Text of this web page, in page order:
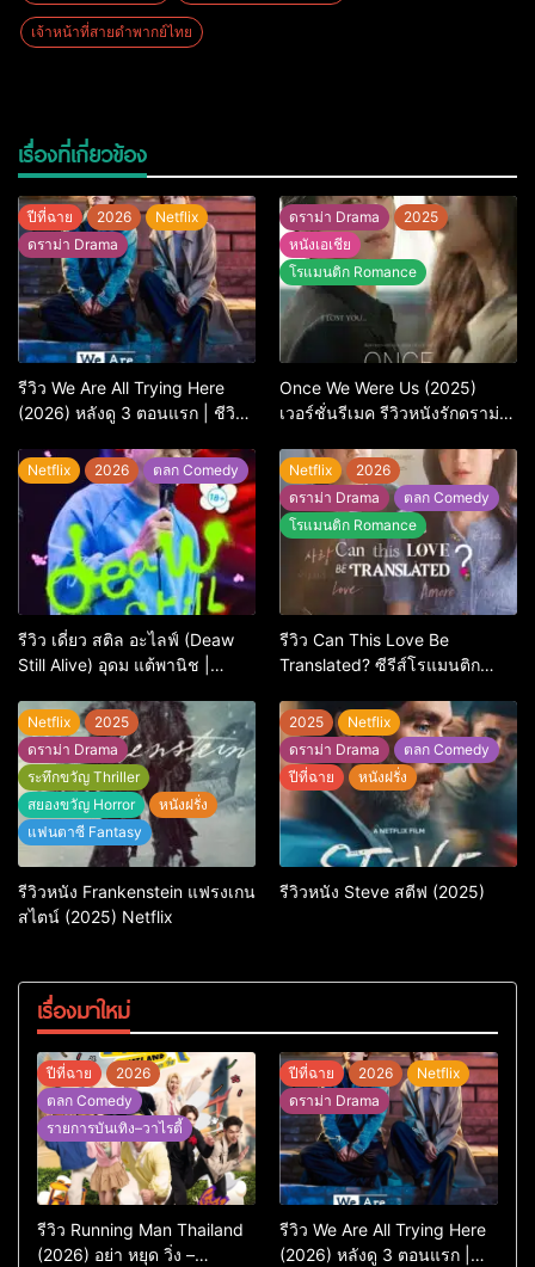
เจ้าหน้าที่สายดําพากย์ไทย
เรื่องที่เกี่ยวข้อง
ปีที่ฉาย 2026
Netflix
ดราม่า Drama
รีวิว We Are All Trying Here
(2026) หลังดู 3 ตอนแรก | ชีวิต
ไม่ถึงไหน
ดราม่า Drama
2025
หนังเอเชีย
โรแมนติก Romance
Once We Were Us (2025)
เวอร์ชั่นรีเมค รีวิวหนังรักดราม่า
Netflix 2026 ตลก Comedy
รีวิว เดี่ยว สติล อะไลฟ์ (Deaw
Still Alive) อุดม แต้พานิช |
Netflix
2026
ดราม่า Drama
ตลก Comedy
โรแมนติก Romance
รีวิว Can This Love Be
Translated? ซีรีส์โรแมนติก
‘ภาษา’ จะบอกได้
Netflix
2025
ดราม่า Drama
ระทึกขวัญ Thriller
สยองขวัญ Horror
หนังฝรั่ง
แฟนตาซี Fantasy
รีวิวหนัง Frankenstein แฟรงเกน
สไตน์ (2025) Netflix
2025
Netflix
ดราม่า Drama
ตลก Comedy
ปีที่ฉาย
หนังฝรั่ง
รีวิวหนัง Steve สตีฟ (2025)
เรื่องมาใหม่
ปีที่ฉาย
2026
ตลก Comedy
รายการบันเทิง–วาไรตี้
รีวิว Running Man Thailand
(2026) อย่า หยุด วิ่ง –
ปีที่ฉาย 2026
Netflix
ดราม่า Drama
รีวิว We Are All Trying Here
(2026) หลังดู 3 ตอนแรก |